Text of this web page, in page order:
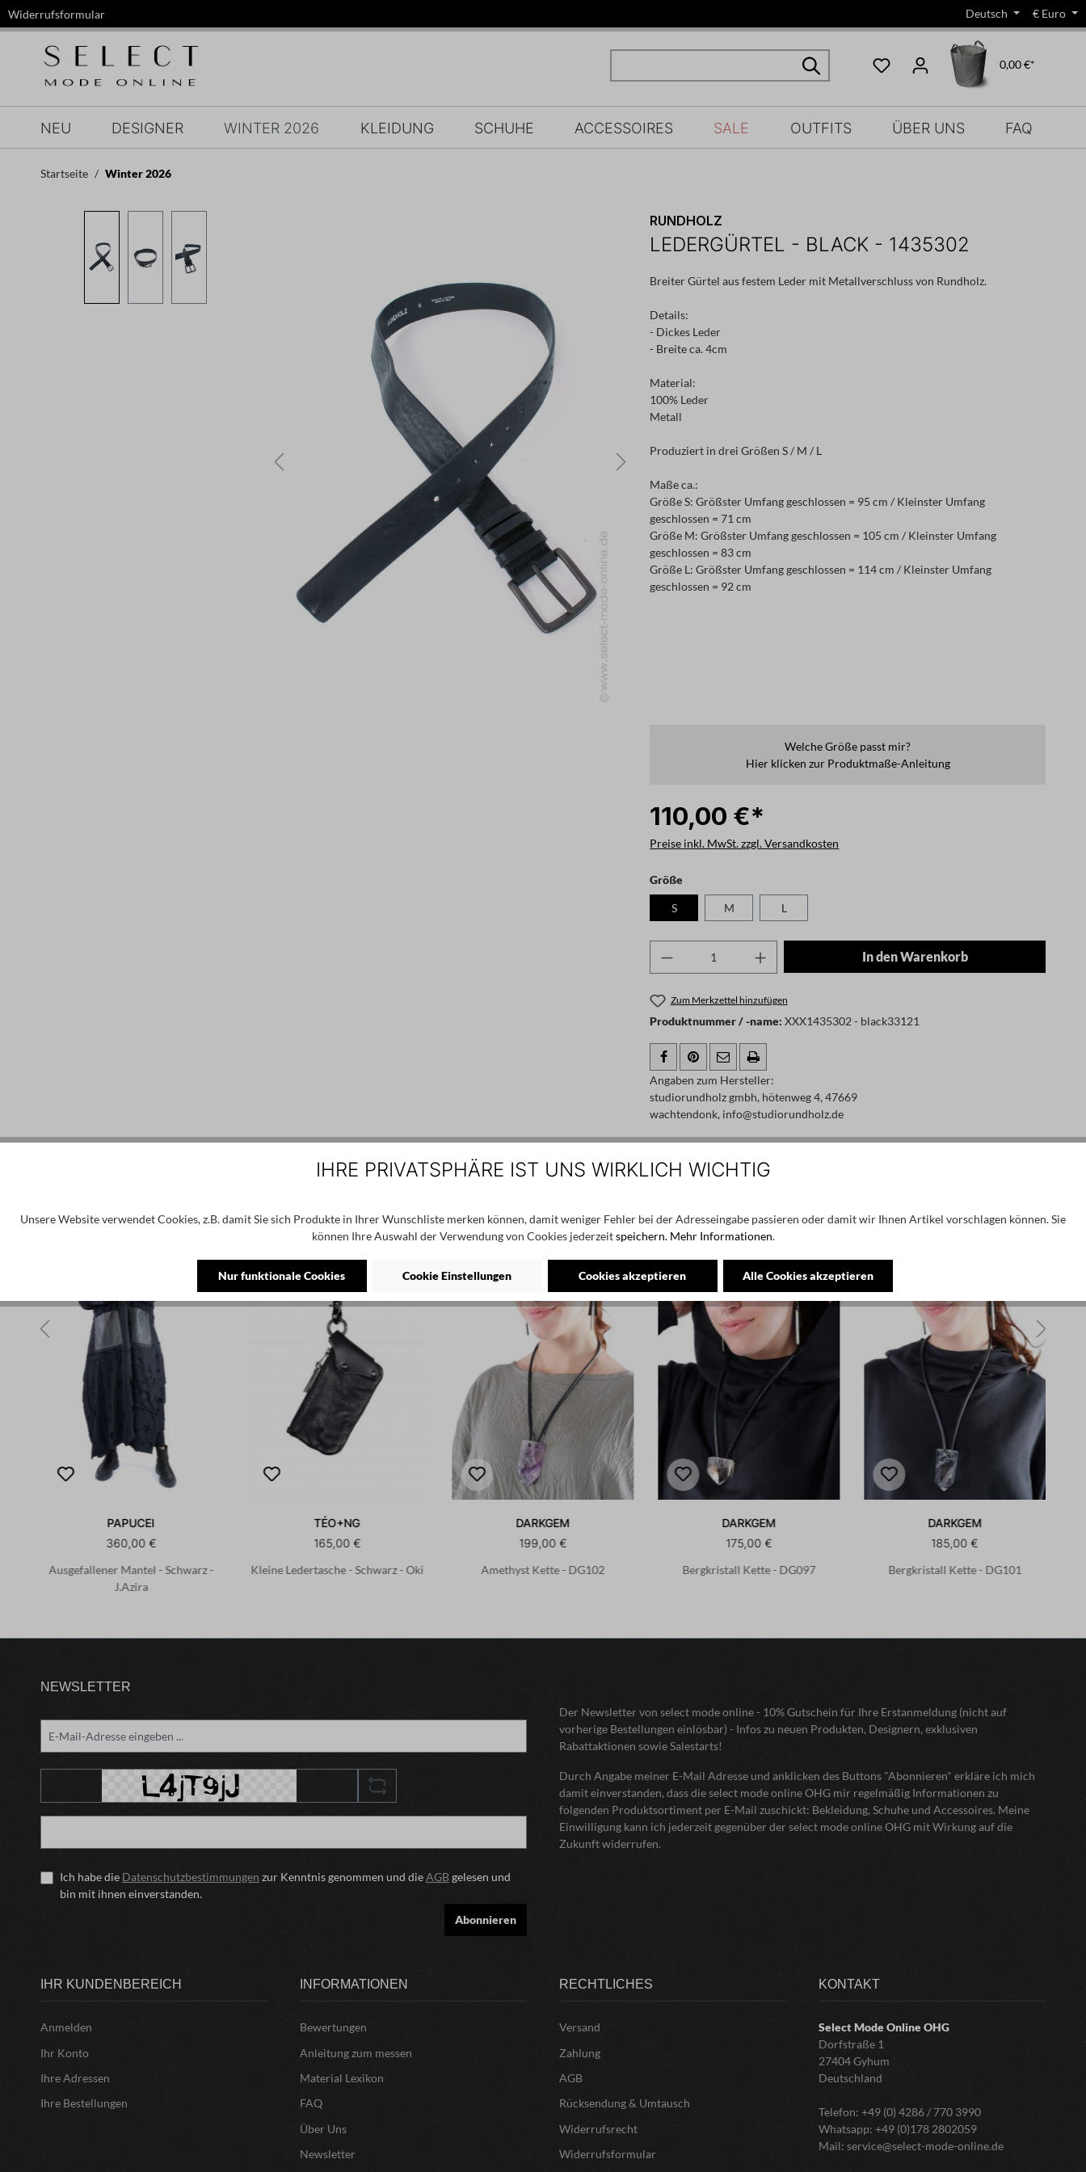
Zur Hauptnavigation springen
Widerrufsformular Deutsch € Euro
0,00 €*
NEU DESIGNER WINTER 2026 KLEIDUNG SCHUHE ACCESSOIRES SALE OUTFITS ÜBER UNS FAQ
Startseite Winter 2026
RUNDHOLZ
LEDERGÜRTEL - BLACK - 1435302
Breiter Gürtel aus festem Leder mit Metallverschluss von Rundholz.
Details:
- Dickes Leder
- Breite ca. 4cm
Material:
100% Leder
Metall
Produziert in drei Größen S / M / L
Maße ca.:
Größe S: Größster Umfang geschlossen = 95 cm / Kleinster Umfang
geschlossen = 71 cm
Größe M: Größster Umfang geschlossen = 105 cm / Kleinster Umfang
geschlossen = 83 cm
Größe L: Größster Umfang geschlossen = 114 cm / Kleinster Umfang
geschlossen = 92 cm
Welche Größe passt mir?
Hier klicken zur Produktmaße-Anleitung
110,00 €*
Preise inkl. MwSt. zzgl. Versandkosten
Größeauswählen
S M L
Produkt Anzahl: Gib den gewünschten Wert ein
In den Warenkorb
Zum Merkzettel hinzufügen
Produktnummer / -name:XXX1435302 - black33121
Angaben zum Hersteller:
studiorundholz gmbh, hötenweg 4, 47669
wachtendonk, info@studiorundholz.de
NEU
PAPUCEI
360,00 €
Ausgefallener Mantel - Schwarz -
J.Azira
NEU
TÉO+NG
165,00 €
Kleine Ledertasche - Schwarz - Oki
NEU
DARKGEM
199,00 €
Amethyst Kette - DG102
NEU
DARKGEM
175,00 €
Bergkristall Kette - DG097
NEU
DARKGEM
185,00 €
Bergkristall Kette - DG101
NEWSLETTER
Ich habe die Datenschutzbestimmungen zur Kenntnis genommen und dieAGBgelesen und
bin mit ihnen einverstanden.
Abonnieren
Der Newsletter von select mode online - 10% Gutschein für Ihre Erstanmeldung (nicht auf
vorherige Bestellungen einlösbar) - Infos zu neuen Produkten, Designern, exklusiven
Rabattaktionen sowie Salestarts!
Durch Angabe meiner E-Mail Adresse und anklicken des Buttons "Abonnieren" erkläre ich mich
damit einverstanden, dass die select mode online OHG mir regelmäßig Informationen zu
folgenden Produktsortiment per E-Mail zuschickt: Bekleidung, Schuhe und Accessoires. Meine
Einwilligung kann ich jederzeit gegenüber der select mode online OHG mit Wirkung auf die
Zukunft widerrufen.
IHR KUNDENBEREICH
Anmelden
Ihr Konto
Ihre Adressen
Ihre Bestellungen
INFORMATIONEN
Bewertungen
Anleitung zum messen
Material Lexikon
FAQ
Über Uns
Newsletter
RECHTLICHES
Versand
Zahlung
AGB
Rücksendung & Umtausch
Widerrufsrecht
Widerrufsformular
KONTAKT
Select Mode OnlineOHG
Dorfstraße 1
27404 Gyhum
Deutschland
Telefon: +49 (0) 4286 / 770 3990
Whatsapp: +49 (0)178 2802059
Mail: service@select-mode-online.de
IHRE PRIVATSPHÄRE IST UNS WIRKLICH WICHTIG
Unsere Website verwendet Cookies, z.B. damit Sie sich Produkte in Ihrer Wunschliste merken können, damit weniger Fehler bei der Adresseingabe passieren oder damit wir Ihnen Artikel vorschlagen können. Sie
können Ihre Auswahl der Verwendung von Cookies jederzeitspeichern. Mehr Informationen.
Nur funktionale Cookies Cookie Einstellungen Cookies akzeptieren Alle Cookies akzeptieren